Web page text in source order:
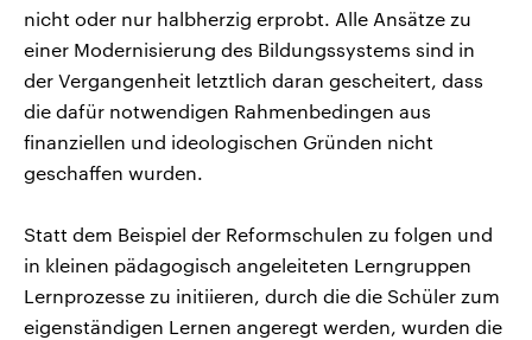
nicht oder nur halbherzig erprobt. Alle Ansätze zu
einer Modernisierung des Bildungssystems sind in
der Vergangenheit letztlich daran gescheitert, dass
die dafür notwendigen Rahmenbedingen aus
finanziellen und ideologischen Gründen nicht
geschaffen wurden.
Statt dem Beispiel der Reformschulen zu folgen und
in kleinen pädagogisch angeleiteten Lerngruppen
Lernprozesse zu initiieren, durch die die Schüler zum
eigenständigen Lernen angeregt werden, wurden die